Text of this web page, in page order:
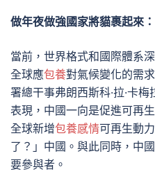
做年夜做強國家將貓裹起來
當前，世界格式和國際體系
全球應包養對氣候變化的需
署總干事弗朗西斯科·拉·卡
表現，中國一向是促進可再
全球新增包養感情可再生動
了？」中國。與此同時，中
要參與者。